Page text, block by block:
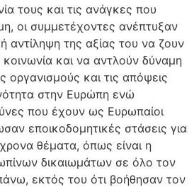
τους και τις ανάγκες που
οι συμμετέχοντες ανέπτυξαν
αντίληψη της αξίας του να ζουν
κοινωνία και να αντλούν δύναμη
οργανισμούς και τις απόψεις
στην Ευρώπη ενώ
που έχουν ως Ευρωπαίοι
εποικοδομητικές στάσεις για
θέματα, όπως είναι η
δικαιωμάτων σε όλο τον
εκτός του ότι βοήθησαν τον